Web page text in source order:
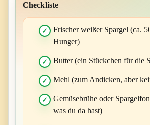
Checkliste
Frischer weißer Spargel (ca.
Hunger)
Butter (ein Stückchen für die
Mehl (zum Andicken, aber
Gemüsebrühe oder
was du da hast)